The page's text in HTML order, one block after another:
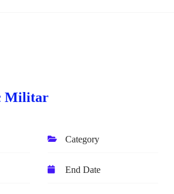
Militar
Category
End Date